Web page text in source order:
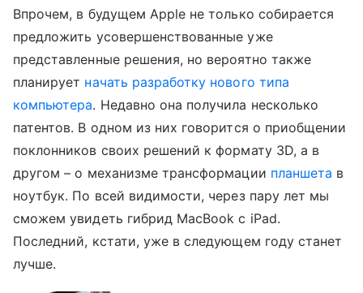
Впрочем, в будущем Apple не только собирается
предложить усовершенствованные уже
представленные решения, но вероятно также
планирует начать разработку нового типа
компьютера. Недавно она получила несколько
патентов. В одном из них говорится о приобщении
поклонников своих решений к формату 3D, а в
другом – о механизме трансформации планшета в
ноутбук. По всей видимости, через пару лет мы
сможем увидеть гибрид MacBook с iPad.
Последний, кстати, уже в следующем году станет
лучше.